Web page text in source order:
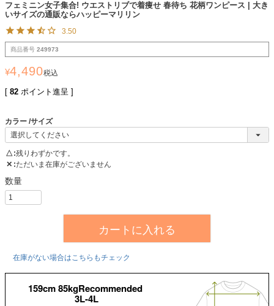
フェミニン女子集合! ウエストリブで着痩せ 春待ち 花柄ワンピース | 大き
いサイズの通販ならハッピーマリリン
3.50
商品番号 249973
¥4,490税込
[ 82 ポイント進呈 ]
カラー サイズ
△ 残りわずかです。
✕ ただいま在庫がございません
カートに入れる
在庫がない場合はこちらもチェック
159cm 85kgRecommended
3L-4L